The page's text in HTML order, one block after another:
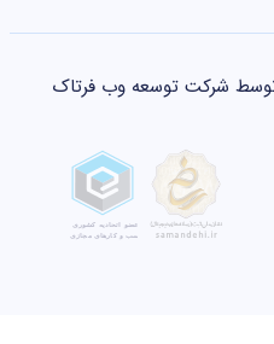
توسط شرکت توسعه وب فرتاک